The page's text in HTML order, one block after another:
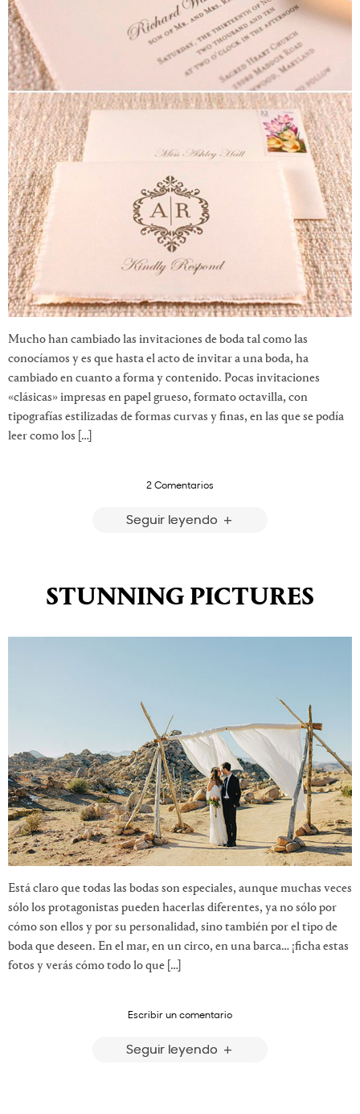
Mucho han cambiado las invitaciones de boda tal como las
conocíamos y es que hasta el acto de invitar a una boda, ha
cambiado en cuanto a forma y contenido. Pocas invitaciones
«clásicas» impresas en papel grueso, formato octavilla, con
tipografías estilizadas de formas curvas y finas, en las que se podía
leer como los […]
2 Comentarios
Seguir leyendo
STUNNING PICTURES
Está claro que todas las bodas son especiales, aunque muchas veces
sólo los protagonistas pueden hacerlas diferentes, ya no sólo por
cómo son ellos y por su personalidad, sino también por el tipo de
boda que deseen. En el mar, en un circo, en una barca… ¡ficha estas
fotos y verás cómo todo lo que […]
Escribir un comentario
Seguir leyendo